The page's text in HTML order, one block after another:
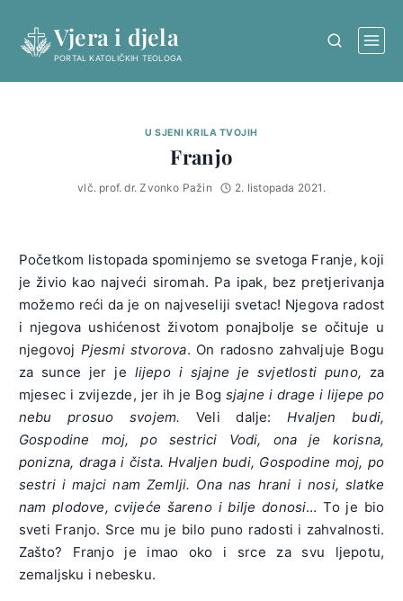
content
Vjera i djela
PORTAL KATOLIČKIH TEOLOGA
U SJENI KRILA TVOJIH
Franjo
vlč. prof. dr. Zvonko Pažin 2. listopada 2021.
Početkom listopada spominjemo se svetoga Franje, koji
je živio kao najveći siromah. Pa ipak, bez pretjerivanja
možemo reći da je on najveseliji svetac! Njegova radost
i njegova ushićenost životom ponajbolje se očituje u
njegovoj Pjesmi stvorova. On radosno zahvaljuje Bogu
za sunce jer je lijepo i sjajne je svjetlosti puno, za
mjesec i zvijezde, jer ih je Bog sjajne i drage i lijepe po
nebu prosuo svojem. Veli dalje:Hvaljen budi,
Gospodine moj, po sestrici Vodi, ona je korisna,
ponizna, draga i čista. Hvaljen budi, Gospodine moj, po
sestri i majci nam Zemlji. Ona nas hrani i nosi, slatke
nam plodove, cvijeće šareno i bilje donosi… To je bio
sveti Franjo. Srce mu je bilo puno radosti i zahvalnosti.
Zašto? Franjo je imao oko i srce za svu ljepotu,
zemaljsku i nebesku.